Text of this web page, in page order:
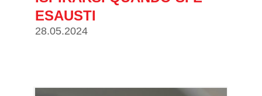
ESAUSTI
28.05.2024